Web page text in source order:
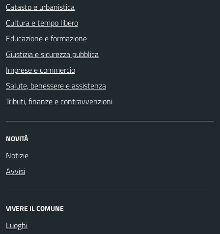
Catasto e urbanistica
Cultura e tempo libero
Educazione e formazione
Giustizia e sicurezza pubblica
Imprese e commercio
Salute, benessere e assistenza
Tributi, finanze e contravvenzioni
NOVITÀ
Notizie
Avvisi
VIVERE IL COMUNE
Luoghi